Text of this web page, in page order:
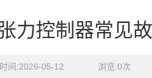
力控制器常见
时间:2026-05-12    浏览:0次